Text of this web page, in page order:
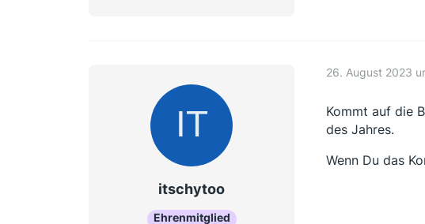
itschytoo
Ehrenmitglied
26. August 2023
Kommt auf die
des Jahres.
Wenn Du das